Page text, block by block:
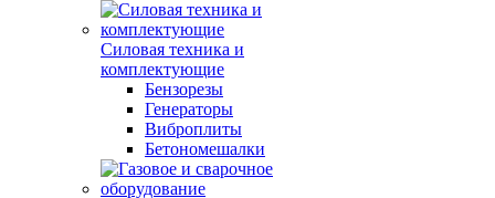
Силовая техника и
комплектующие
Бензорезы
Генераторы
Виброплиты
Бетономешалки